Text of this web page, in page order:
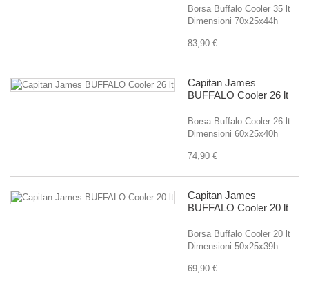
Borsa Buffalo Cooler 35 lt
Dimensioni 70x25x44h
83,90 €
Capitan James
BUFFALO Cooler 26 lt
Borsa Buffalo Cooler 26 lt
Dimensioni 60x25x40h
74,90 €
Capitan James
BUFFALO Cooler 20 lt
Borsa Buffalo Cooler 20 lt
Dimensioni 50x25x39h
69,90 €